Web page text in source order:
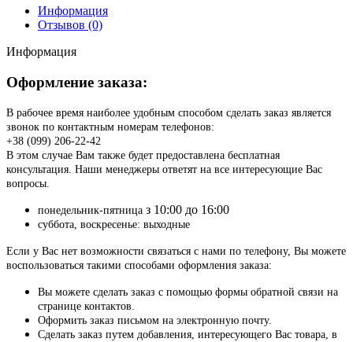
Информация
Отзывов (0)
Информация
Оформление заказа:
В рабочее время наиболее удобным способом сделать заказ является
звонок по контактным номерам телефонов:
+38 (099) 206-22-42
В этом случае Вам также будет предоставлена бесплатная
консультация. Наши менеджеры ответят на все интересующие Вас
вопросы.
понедельник-пятница з 10:00 до 16:00
суббота, воскресенье: выходные
Если у Вас нет возможности связаться с нами по телефону, Вы можете
воспользоваться такими способами оформления заказа:
Вы можете сделать заказ с помощью формы обратной связи на
странице контактов.
Оформить заказ письмом на электронную почту.
Сделать заказ путем добавления, интересующего Вас товара, в